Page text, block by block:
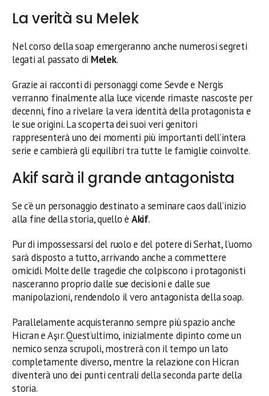
La verità su Melek
Nel corso della soap emergeranno anche numerosi segreti
legati al passato di Melek.
Grazie ai racconti di personaggi come Sevde e Nergis
verranno finalmente alla luce vicende rimaste nascoste per
decenni, fino a rivelare la vera identità della protagonista e
le sue origini. La scoperta dei suoi veri genitori
rappresenterà uno dei momenti più importanti dell’intera
serie e cambierà gli equilibri tra tutte le famiglie coinvolte.
Akif sarà il grande antagonista
Se c’è un personaggio destinato a seminare caos dall’inizio
alla fine della storia, quello è Akif.
Pur di impossessarsi del ruolo e del potere di Serhat, l’uomo
sarà disposto a tutto, arrivando anche a commettere
omicidi. Molte delle tragedie che colpiscono i protagonisti
nasceranno proprio dalle sue decisioni e dalle sue
manipolazioni, rendendolo il vero antagonista della soap.
Parallelamente acquisteranno sempre più spazio anche
Hicran e Aşır. Quest’ultimo, inizialmente dipinto come un
nemico senza scrupoli, mostrerà con il tempo un lato
completamente diverso, mentre la relazione con Hicran
diventerà uno dei punti centrali della seconda parte della
storia.